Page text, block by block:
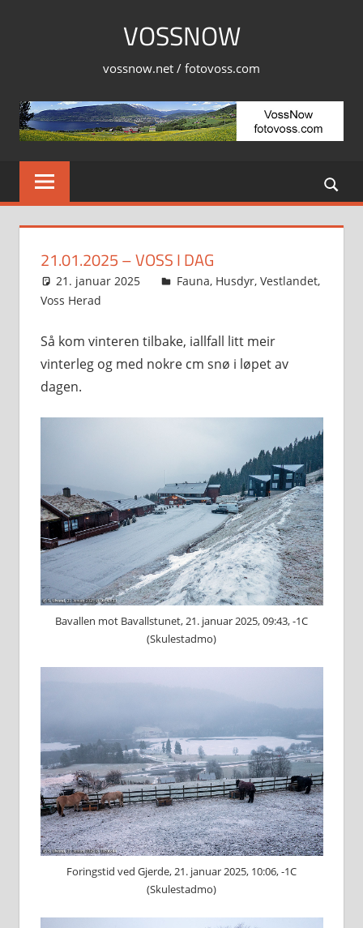
VOSSNOW
vossnow.net / fotovoss.com
21.01.2025 – VOSS I DAG
21. januar 2025 Svein
Fauna, Husdyr, Vestlandet,
Voss Herad
Så kom vinteren tilbake, iallfall litt meir
vinterleg og med nokre cm snø i løpet av
dagen.
Bavallen mot Bavallstunet, 21. januar 2025, 09:43, -1C
(Skulestadmo)
Foringstid ved Gjerde, 21. januar 2025, 10:06, -1C
(Skulestadmo)